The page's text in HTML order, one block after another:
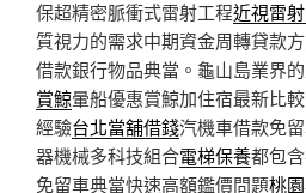
保超精密脈衝式雷射工程近視雷
質視力的需求中期資金周轉貸款
借款銀行物品典當。龜山島業界
賞鯨暈船優惠賞鯨加住宿最新比
經驗台北當舖借錢汽機車借款免
器機械多科技組合電梯保養都包
免留車典當快速高額鑑價問題桃